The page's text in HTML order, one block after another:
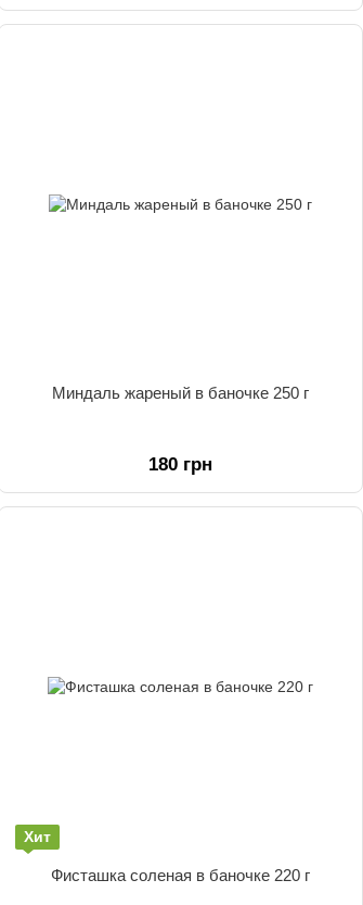
Миндаль жареный в баночке 250 г
180 грн
Хит
Фисташка соленая в баночке 220 г